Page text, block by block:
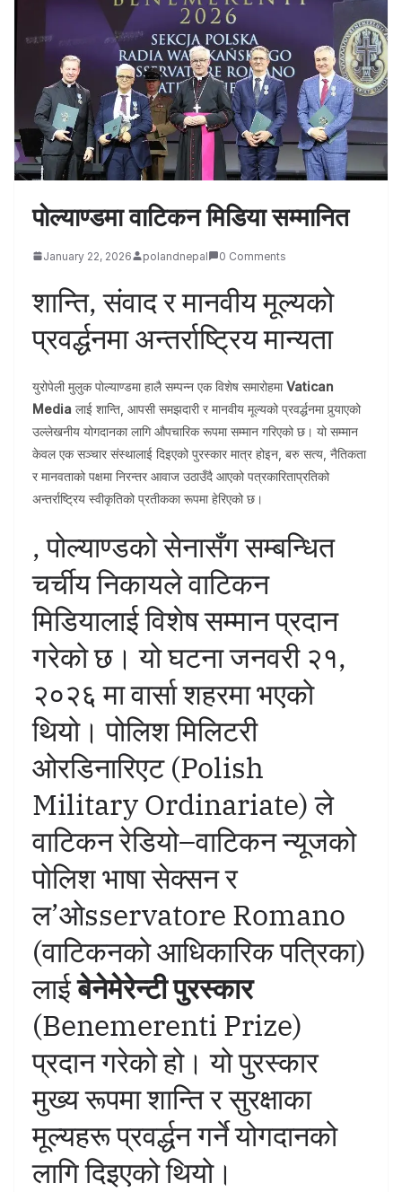
पोल्याण्डमा वाटिकन मिडिया सम्मानित
January 22, 2026 polandnepal 0 Comments
शान्ति, संवाद र मानवीय मूल्यको
प्रवर्द्धनमा अन्तर्राष्ट्रिय मान्यता
युरोपेली मुलुक पोल्याण्डमा हालै सम्पन्न एक विशेष समारोहमाVatican
Media लाई शान्ति, आपसी समझदारी र मानवीय मूल्यको प्रवर्द्धनमा पुर्‍याएको
उल्लेखनीय योगदानका लागि औपचारिक रूपमा सम्मान गरिएको छ। यो सम्मान
केवल एक सञ्चार संस्थालाई दिइएको पुरस्कार मात्र होइन, बरु सत्य, नैतिकता
र मानवताको पक्षमा निरन्तर आवाज उठाउँदै आएको पत्रकारिताप्रतिको
अन्तर्राष्ट्रिय स्वीकृतिको प्रतीकका रूपमा हेरिएको छ।
, पोल्याण्डको सेनासँग सम्बन्धित
चर्चीय निकायले वाटिकन
मिडियालाई विशेष सम्मान प्रदान
गरेको छ। यो घटना जनवरी २१,
२०२६ मा वार्सा शहरमा भएको
थियो। पोलिश मिलिटरी
ओरडिनारिएट (Polish
Military Ordinariate) ले
वाटिकन रेडियो–वाटिकन न्यूजको
पोलिश भाषा सेक्सन र
ल’ओsservatore Romano
(वाटिकनको आधिकारिक पत्रिका)
लाईबेनेमेरेन्टी पुरस्कार
(Benemerenti Prize)
प्रदान गरेको हो। यो पुरस्कार
मुख्य रूपमा शान्ति र सुरक्षाका
मूल्यहरू प्रवर्द्धन गर्ने योगदानको
लागि दिइएको थियो।